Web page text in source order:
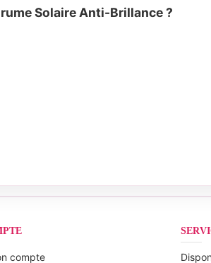
Solaire Anti-Brillance ?
compte